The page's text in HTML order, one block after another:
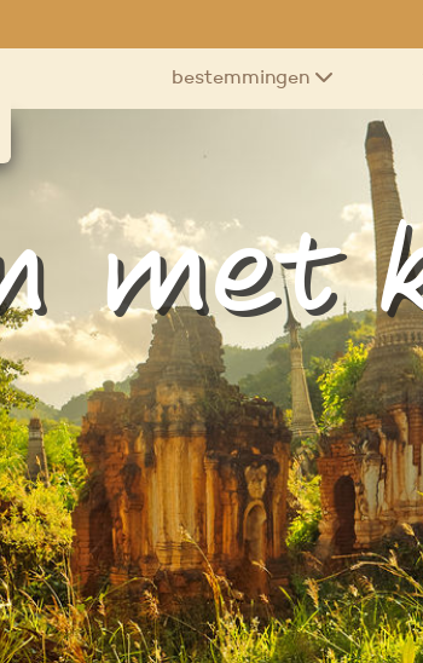
bestemmingen
met